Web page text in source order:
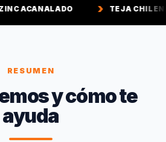
TEJA CHILENA
RESUMEN
y cómo te
ayuda